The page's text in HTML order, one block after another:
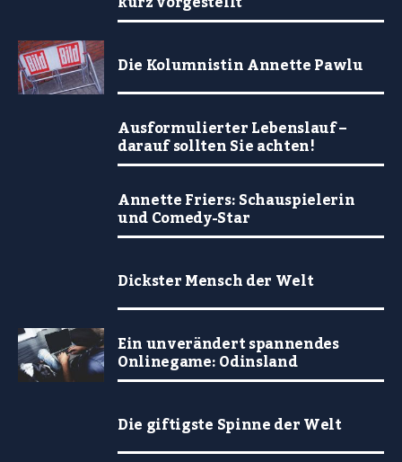
Die Kolumnistin Annette Pawlu
Ausformulierter Lebenslauf –
darauf sollten Sie achten!
Annette Friers: Schauspielerin
und Comedy-Star
Dickster Mensch der Welt
Ein unverändert spannendes
Onlinegame: Odinsland
Die giftigste Spinne der Welt